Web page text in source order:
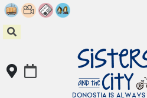
Skip
to
content